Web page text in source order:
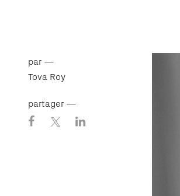
par —
Tova Roy
partager —